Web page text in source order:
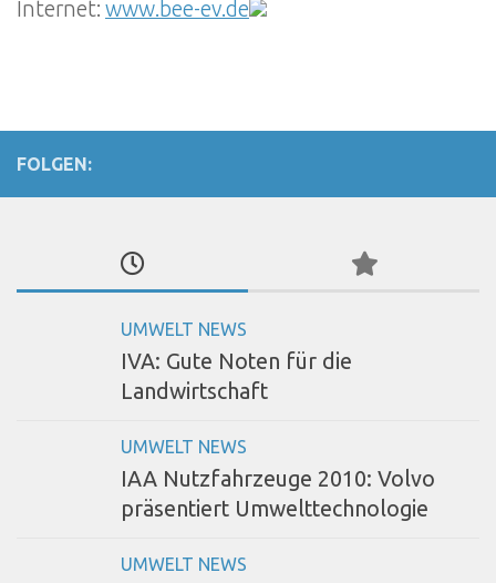
Internet: www.bee-ev.de
FOLGEN:
UMWELT NEWS
IVA: Gute Noten für die
Landwirtschaft
UMWELT NEWS
IAA Nutzfahrzeuge 2010: Volvo
präsentiert Umwelttechnologie
UMWELT NEWS